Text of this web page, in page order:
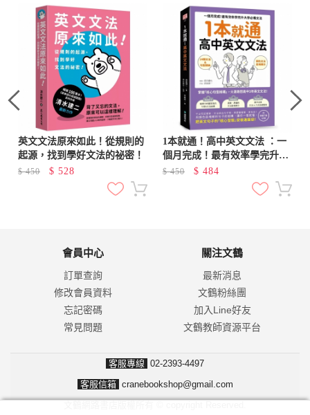
英文文法原來如此！從規則的
起源，找到學好文法的祕密！
$450 $ 528
1本就通！高中英文文法 ：一
個月完成！最有效率學完升大
學必備文法（附音檔下載QR
$450 $ 484
會員中心
訂單查詢
修改會員資料
忘記密碼
常見問題
關注文鶴
最新消息
文鶴粉絲團
加入Line好友
文鶴教師資源平台
客服專線 02-2393-4497
客服信箱 cranebookshop@gmail.com